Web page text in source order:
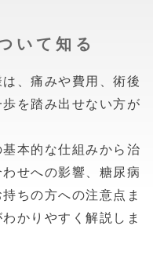
いて知る
、痛みや費用、術後
を踏み出せない方が
本的な仕組みから治
せへの影響、糖尿病
ちの方への注意点ま
かりやすく解説しま